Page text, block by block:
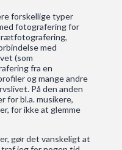
forskellige typer
fotografering for
med
(som
fra en
og mange andre
På den anden
for bl.a. musikere,
for ikke at glemme
gør det vanskeligt at